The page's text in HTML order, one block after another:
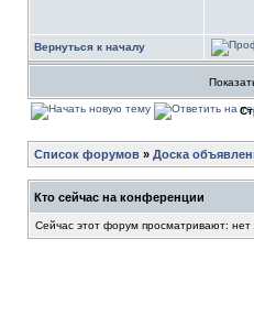
Вернуться к началу
Список форумов » Доска
Кто сейчас на конференции
Сейчас этот форум просматривают: нет